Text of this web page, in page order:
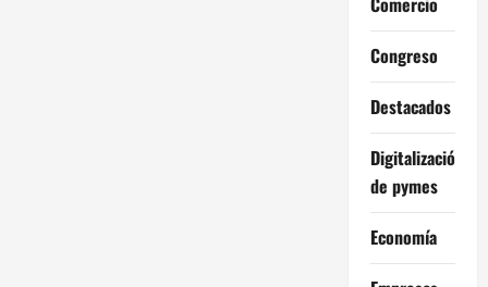
Congreso
Destacados
Digitalización
de pymes
Economía